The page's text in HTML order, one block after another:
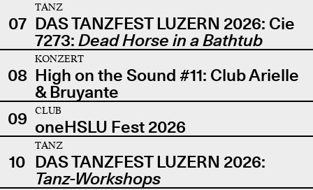
07
TANZ
DAS TANZFEST LUZERN 2026: Cie
7273: Dead Horse in a Bathtub
08
KONZERT
High on the Sound #11: Club Arielle
& Bruyante
09
CLUB
oneHSLU Fest 2026
10
TANZ
DAS TANZFEST LUZERN 2026:
Tanz-Workshops